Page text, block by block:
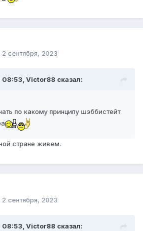
2 сентября, 2023
08:53, Victor88 сказал:
по какому принципу шэббистейт
стране живем.
2 сентября, 2023
08:53, Victor88 сказал: